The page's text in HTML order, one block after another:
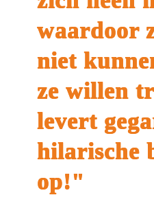
waardoor
niet
ze willen
levert
hilarische
op!"